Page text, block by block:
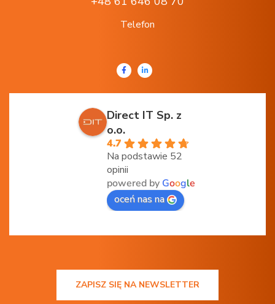
Telefon
Direct IT Sp. z
o.o.
4.7
Na podstawie 52
opinii
powered by Google
oceń nas na
ZAPISZ SIĘ NA NEWSLETTER